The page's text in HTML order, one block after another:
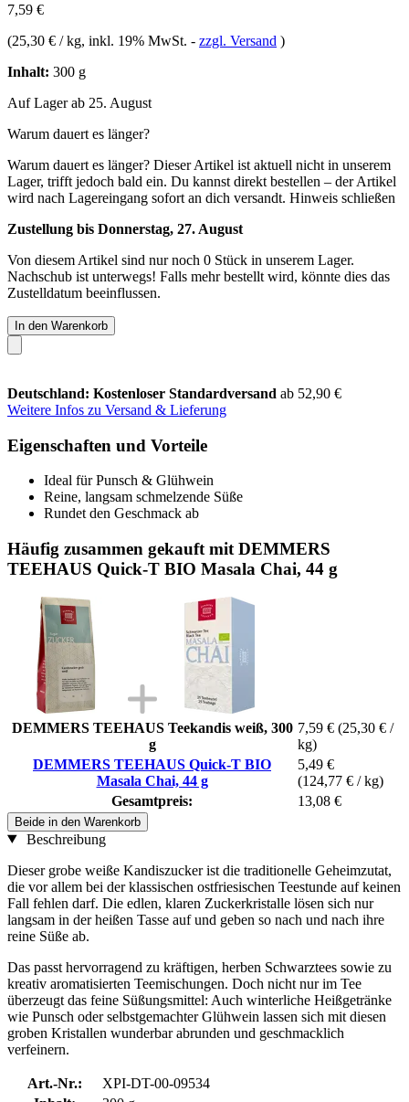
7,59 €
(25,30 € / kg, inkl. 19% MwSt. - zzgl. Versand )
Inhalt: 300 g
Auf Lager ab 25. August
Warum dauert es länger?
Warum dauert es länger? Dieser Artikel ist aktuell nicht in unserem
Lager, trifft jedoch bald ein. Du kannst direkt bestellen – der Artikel
wird nach Lagereingang sofort an dich versandt. Hinweis schließen
Zustellung bis Donnerstag, 27. August
Von diesem Artikel sind nur noch 0 Stück in unserem Lager.
Nachschub ist unterwegs! Falls mehr bestellt wird, könnte dies das
Zustelldatum beeinflussen.
In den Warenkorb
Deutschland: Kostenloser Standardversand ab 52,90 €
Weitere Infos zu Versand & Lieferung
Eigenschaften und Vorteile
Ideal für Punsch & Glühwein
Reine, langsam schmelzende Süße
Rundet den Geschmack ab
Häufig zusammen gekauft mit DEMMERS
TEEHAUS Quick-T BIO Masala Chai, 44 g
DEMMERS TEEHAUS Teekandis weiß, 300
g
7,59 € (25,30 € /
kg)
DEMMERS TEEHAUS Quick-T BIO
Masala Chai, 44 g
5,49 €
(124,77 € / kg)
Gesamtpreis:
13,08 €
Beide in den Warenkorb
Beschreibung
Dieser grobe weiße Kandiszucker ist die traditionelle Geheimzutat,
die vor allem bei der klassischen ostfriesischen Teestunde auf keinen
Fall fehlen darf. Die edlen, klaren Zuckerkristalle lösen sich nur
langsam in der heißen Tasse auf und geben so nach und nach ihre
reine Süße ab.
Das passt hervorragend zu kräftigen, herben Schwarztees sowie zu
kreativ aromatisierten Teemischungen. Doch nicht nur im Tee
überzeugt das feine Süßungsmittel: Auch winterliche Heißgetränke
wie Punsch oder selbstgemachter Glühwein lassen sich mit diesen
groben Kristallen wunderbar abrunden und geschmacklich
verfeinern.
Art.-Nr.:
XPI-DT-00-09534